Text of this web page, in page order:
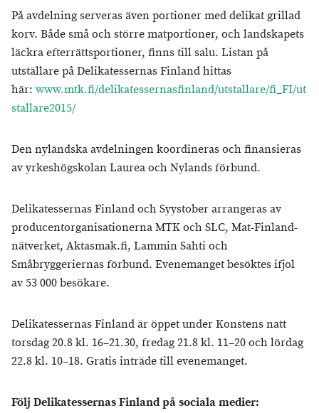
På avdelning serveras även portioner med delikat grillad
korv. Både små och större matportioner, och landskapets
läckra efterrättsportioner, finns till salu. Listan på
utställare på Delikatessernas Finland hittas
här: www.mtk.fi/delikatessernasfinland/utstallare/fi_FI/ut
stallare2015/
Den nyländska avdelningen koordineras och finansieras
av yrkeshögskolan Laurea och Nylands förbund.
Delikatessernas Finland och Syystober arrangeras av
producentorganisationerna MTK och SLC, Mat-Finland-
nätverket, Aktasmak.fi, Lammin Sahti och
Småbryggeriernas förbund. Evenemanget besöktes ifjol
av 53 000 besökare.
Delikatessernas Finland är öppet under Konstens natt
torsdag 20.8 kl. 16–21.30, fredag 21.8 kl. 11–20 och lördag
22.8 kl. 10–18. Gratis inträde till evenemanget.
Följ Delikatessernas Finland på sociala medier: